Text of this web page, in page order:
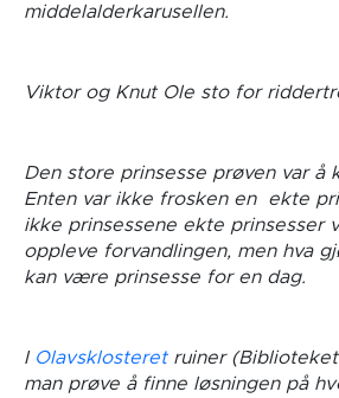
middelalderkarusellen.
Viktor og Knut Ole sto for
Den store prinsesse prøven var å
Enten var ikke frosken en ekte
ikke prinsessene ekte prinsesser
oppleve forvandlingen, men hva
kan være prinsesse for en dag.
I Olavsklosteretruiner
man prøve å finne løsningen på